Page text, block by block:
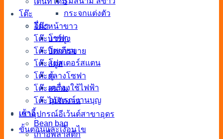
กระจกแต่งตัว
อื่นๆ
โซฟา
โพเดียม
โปสเตอร์สแตน
ตู้
เครื่องใช้ไฟฟ้า
อุปกรณ์งานบุญ
เช่าอุปกรณ์อีเว้นต์สาขาอุดร
ขั้นตอนและเงื่อนไข
โต๊ะ
โต๊ะหน้าขาว
โต๊ะบาร์สูง
โต๊ะปิดการขาย
โต๊ะสตูล
โต๊ะกลางโซฟา
โต๊ะสนาม
โต๊ะไม้จัดงาน
เก้าอี้
Bean bag
เก้าอี้พลาสติก